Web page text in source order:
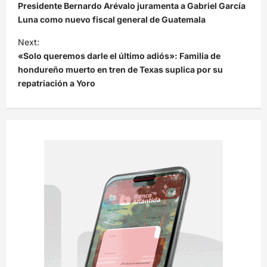
a
v
e
g
a
Presidente Bernardo Arévalo juramenta a Gabriel García
Luna como nuevo fiscal general de Guatemala
Next:
«Solo queremos darle el último adiós»: Familia de
hondureño muerto en tren de Texas suplica por su
repatriación a Yoro